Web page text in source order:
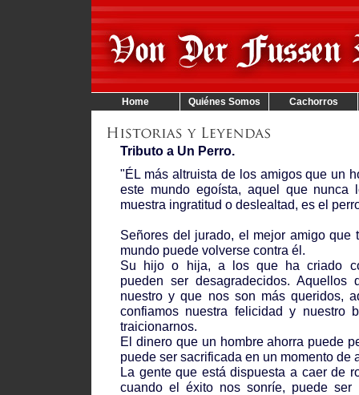
Home Quiénes Somos Cachorros
Tributo a Un Perro.
"ÉL más altruista de los amigos que un
este mundo egoísta, aquel que nunca
muestra ingratitud o deslealtad, es el
Señores del jurado, el mejor amigo que
mundo puede volverse contra él.
Su hijo o hija, a los que ha criado
pueden ser desagradecidos. Aquellos
nuestro y que nos son más queridos,
confiamos nuestra felicidad y nuestro
traicionarnos.
El dinero que un hombre ahorra puede
puede ser sacrificada en un momento de
La gente que está dispuesta a caer de
cuando el éxito nos sonríe, puede